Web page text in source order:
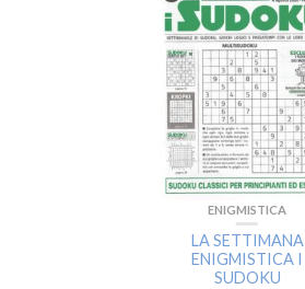
ENIGMISTICA
LA SETTIMANA
ENIGMISTICA I
SUDOKU